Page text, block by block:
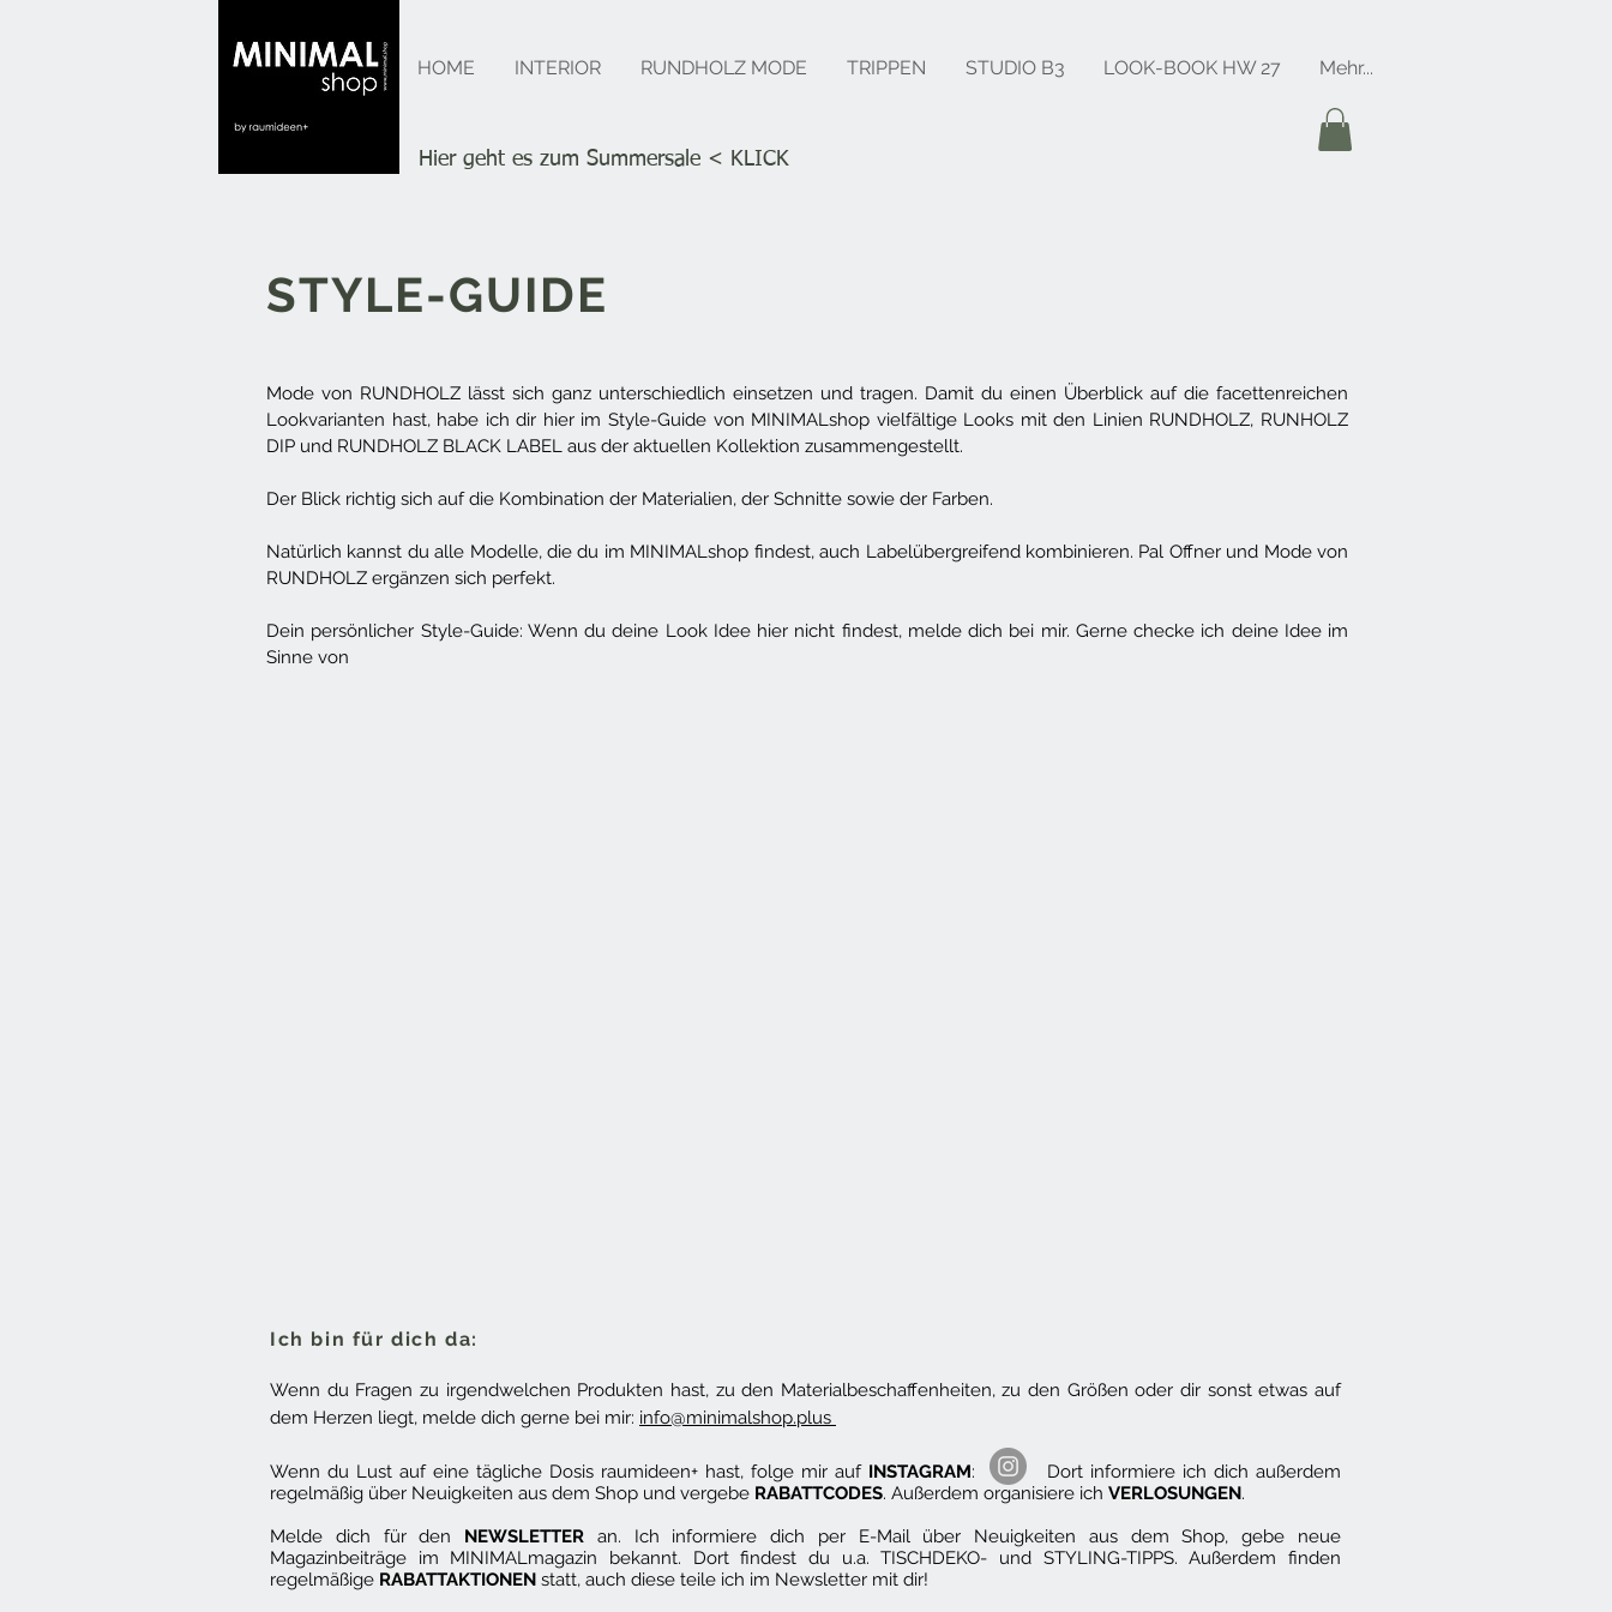
MINIMAL
shop
HOME INTERIOR RUNDHOLZ MODE TRIPPEN STUDIO B3 LOOK-BOOK HW 27 Mehr...
Hier geht es zum Summersale < KLICK
STYLE-GUIDE
Mode von RUNDHOLZ lässt sich ganz unterschiedlich einsetzen und tragen. Damit du einen Überblick auf die facettenreichen
Lookvarianten hast, habe ich dir hier im Style-Guide von MINIMALshop vielfältige Looks mit den Linien RUNDHOLZ, RUNHOLZ
DIP und RUNDHOLZ BLACK LABEL aus der aktuellen Kollektion zusammengestellt.
Der Blick richtig sich auf die Kombination der Materialien, der Schnitte sowie der Farben.
Natürlich kannst du alle Modelle, die du im MINIMALshop findest, auch Labelübergreifend kombinieren. Pal Offner und Mode von
RUNDHOLZ ergänzen sich perfekt.
Dein persönlicher Style-Guide: Wenn du deine Look Idee hier nicht findest, melde dich bei mir. Gerne checke ich deine Idee im
Sinne von
Ich bin für dich da:
Wenn du Fragen zu irgendwelchen Produkten hast, zu den Materialbeschaffenheiten, zu den Größen oder dir sonst etwas auf
dem Herzen liegt, melde dich gerne bei mir: info@minimalshop.plus
Wenn du Lust auf eine tägliche Dosis raumideen+ hast, folge mir auf INSTAGRAM: Dort informiere ich dich außerdem
regelmäßig über Neuigkeiten aus dem Shop und vergebe RABATTCODES. Außerdem organisiere ich VERLOSUNGEN.
Melde dich für den NEWSLETTER an. Ich informiere dich per E-Mail über Neuigkeiten aus dem Shop, gebe neue
Magazinbeiträge im MINIMALmagazin bekannt. Dort findest du u.a. TISCHDEKO- und STYLING-TIPPS. Außerdem finden
regelmäßige RABATTAKTIONEN statt, auch diese teile ich im Newsletter mit dir!